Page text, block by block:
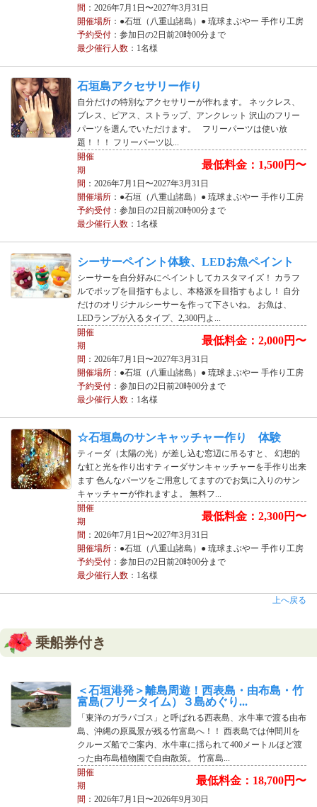
間 ：2026年7月1日〜2027年3月31日
開催場所：●石垣（八重山諸島）● 琉球まぶやー 手作り工房
予約受付：参加日の2日前20時00分まで
最少催行人数：1名様
石垣島アクセサリー作り
自分だけの特別なアクセサリーが作れます。 ネックレス、
ブレス、ピアス、ストラップ、アンクレット 沢山のフリー
パーツを選んでいただけます。 フリーパーツは使い放
題！！！ フリーパーツ以...
最低料金：1,500円〜
開催
期
間 ：2026年7月1日〜2027年3月31日
開催場所：●石垣（八重山諸島）● 琉球まぶやー 手作り工房
予約受付：参加日の2日前20時00分まで
最少催行人数：1名様
シーサーペイント体験、LEDお魚ペイント
シーサーを自分好みにペイントしてカスタマイズ！ カラフ
ルでポップを目指すもよし、本格派を目指すもよし！ 自分
だけのオリジナルシーサーを作って下さいね。 お魚は、
LEDランプが入るタイプ、2,300円よ...
最低料金：2,000円〜
開催
期
間 ：2026年7月1日〜2027年3月31日
開催場所：●石垣（八重山諸島）● 琉球まぶやー 手作り工房
予約受付：参加日の2日前20時00分まで
最少催行人数：1名様
☆石垣島のサンキャッチャー作り 体験
ティーダ（太陽の光）が差し込む窓辺に吊るすと、 幻想的
な虹と光を作り出すティーダサンキャッチャーを手作り出来
ます 色んなパーツをご用意してますのでお気に入りのサン
キャッチャーが作れますよ。 無料フ...
最低料金：2,300円〜
開催
期
間 ：2026年7月1日〜2027年3月31日
開催場所：●石垣（八重山諸島）● 琉球まぶやー 手作り工房
予約受付：参加日の2日前20時00分まで
最少催行人数：1名様
上へ戻る
乗船券付き
＜石垣港発＞離島周遊！西表島・由布島・竹
富島(フリータイム）３島めぐり...
「東洋のガラパゴス」と呼ばれる西表島、水牛車で渡る由布
島、沖縄の原風景が残る竹富島へ！！ 西表島では仲間川を
クルーズ船でご案内、水牛車に揺られて400メートルほど渡
った由布島植物園で自由散策。 竹富島...
最低料金：18,700円〜
開催
期
間 ：2026年7月1日〜2026年9月30日